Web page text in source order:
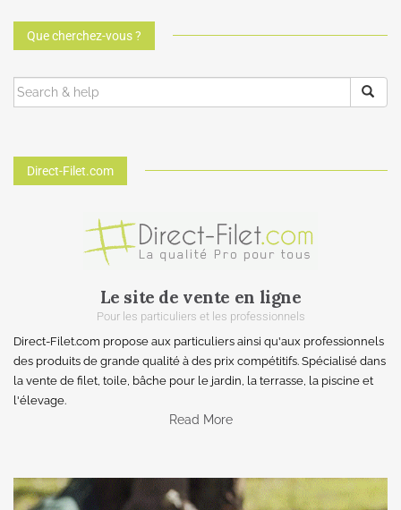
Que cherchez-vous ?
Direct-Filet.com
Le site de vente en ligne
Pour les particuliers et les professionnels
Direct-Filet.com propose aux particuliers ainsi qu'aux professionnels
des produits de grande qualité à des prix compétitifs. Spécialisé dans
la vente de filet, toile, bâche pour le jardin, la terrasse, la piscine et
l'élevage.
Read More